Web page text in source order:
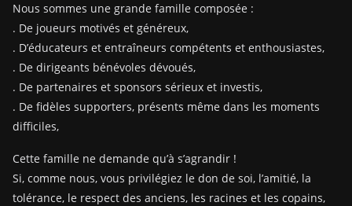
Nous sommes une grande famille composée :
. De joueurs motivés et généreux,
. D’éducateurs et entraîneurs compétents et enthousiastes,
. De dirigeants bénévoles dévoués,
. De partenaires et sponsors sérieux et investis,
. De fidèles supporters, présents même dans les moments
difficiles,
Cette famille ne demande qu’à s’agrandir !
Si, comme nous, vous privilégiez le don de soi, l’amitié, la
tolérance, le respect des anciens, les racines et les copains,